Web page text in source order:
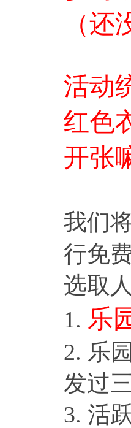
（
活动
红色
开张
我们
行免
选取
1. 乐
2. 乐
发过
3. 活